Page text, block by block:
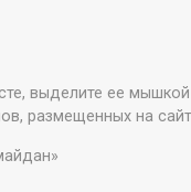
выделите ее
размещенных на